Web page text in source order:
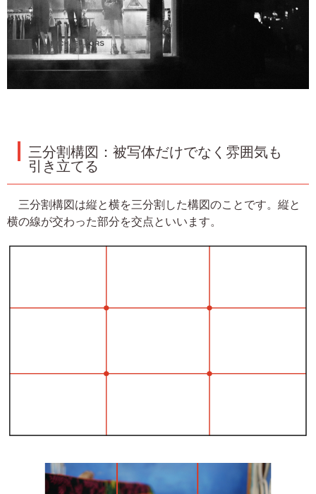
三分割構図：被写体だけでなく雰囲気も
引き立てる
三分割構図は縦と横を三分割した構図のことです。縦と
横の線が交わった部分を交点といいます。